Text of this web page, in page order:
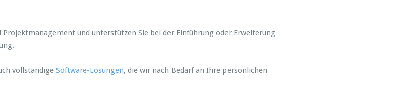
und unterstützen Sie bei der Einführung oder Erweiterung
vollständige Software-Lösungen, die wir nach Bedarf an Ihre persönlichen